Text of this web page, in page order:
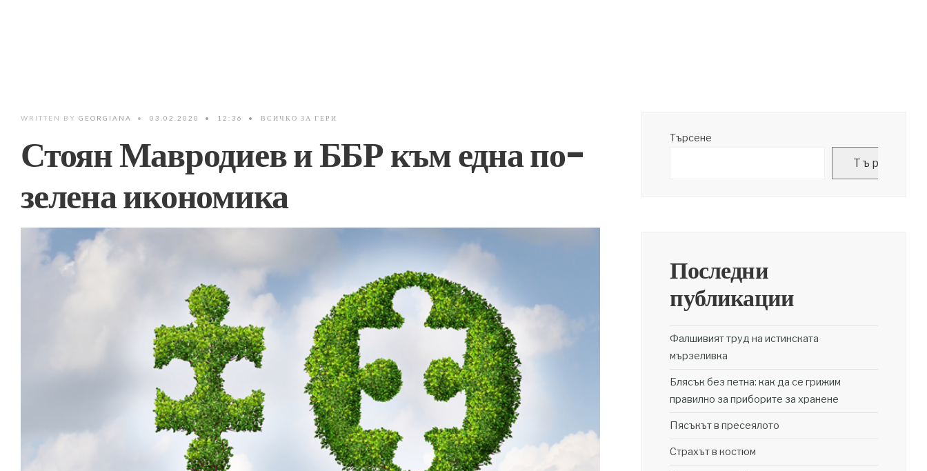
WRITTEN BY GEORGIANA • 03.02.2020 • 12:36 • ВСИЧКО ЗА ГЕРИ
Стоян Мавродиев и ББР към една по-
зелена икономика
Търсене
Търсене
Последни
публикации
Фалшивият труд на истинската
мързеливка
Блясък без петна: как да се грижим
правилно за приборите за хранене
Пясъкът в пресеялото
Страхът в костюм